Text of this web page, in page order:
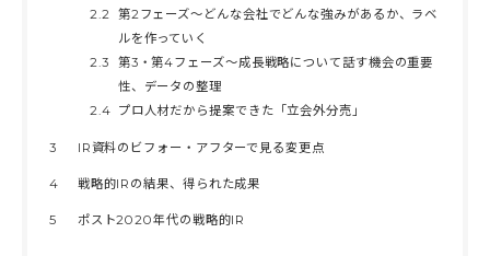
2.2 第2フェーズ～どんな会社でどんな強みがあるか、ラベ
ルを作っていく
2.3
第3・第4フェーズ～成長戦略について話す機会の重要
性、データの整理
2.4 プロ人材だから提案できた「立会外分売」
3 IR資料のビフォー・アフターで見る変更点
4 戦略的IRの結果、得られた成果
5 ポスト2020年代の戦略的IR